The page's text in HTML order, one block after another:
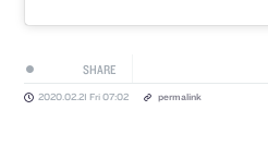
SHARE
2020.02.21 Fri 07:02 permalink